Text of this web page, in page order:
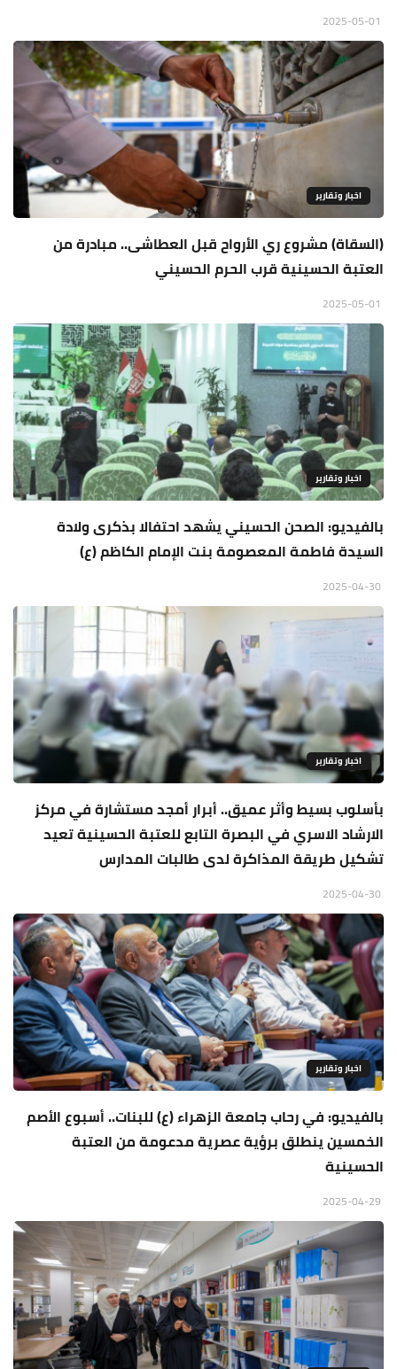
اخبار وتقارير
(السقاة) مشروع ري الأرواح قبل العطاشى.. مبادرة من
العتبة الحسينية قرب الحرم الحسيني
اخبار وتقارير
بالفيديو: الصحن الحسيني يشهد احتفالا بذكرى ولادة
السيدة فاطمة المعصومة بنت الإمام الكاظم (ع)
اخبار وتقارير
بأسلوب بسيط وأثر عميق.. أبرار أمجد مستشارة في مركز
الارشاد الاسري في البصرة التابع للعتبة الحسينية تعيد
تشكيل طريقة المذاكرة لدى طالبات المدارس
اخبار وتقارير
بالفيديو: في رحاب جامعة الزهراء (ع) للبنات.. أسبوع الأصم
الخمسين ينطلق برؤية عصرية مدعومة من العتبة
الحسينية